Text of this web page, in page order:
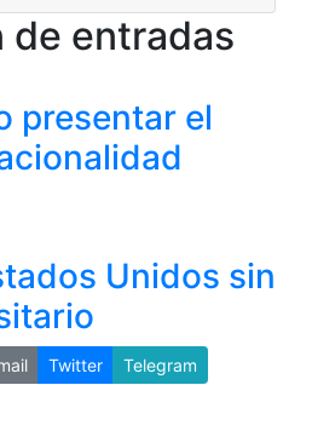
de entradas
presentar el
Unidos sin
Twitter Telegram